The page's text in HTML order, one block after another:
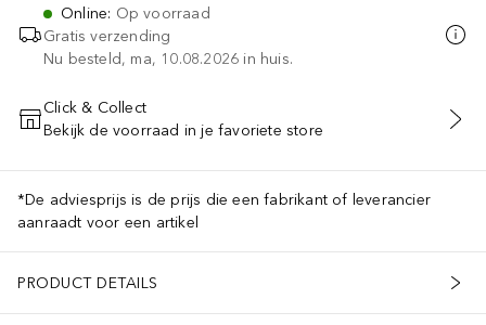
Online: Op voorraad
Gratis verzending
Nu besteld, ma, 10.08.2026 in huis.
VOEG TOE AAN WINKELMANDJE
Click & Collect
Bekijk de voorraad in je favoriete store
*De adviesprijs is de prijs die een fabrikant of leverancier
aanraadt voor een artikel
PRODUCT DETAILS